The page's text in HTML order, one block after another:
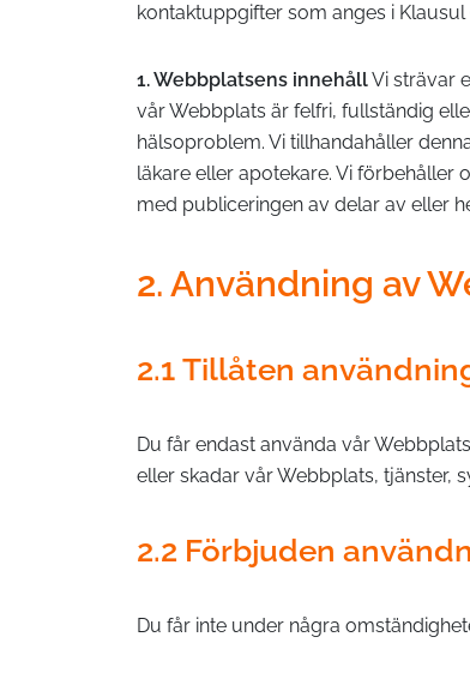
kontaktuppgifter som anges i Klausul
1. Webbplatsens innehållVi strävar
vår Webbplats är felfri, fullständig
hälsoproblem. Vi tillhandahåller
läkare eller apotekare. Vi förbehåller
med publiceringen av delar av eller
2. Användning av
2.1 Tillåten
Du får endast använda vår
eller skadar vår Webbplats, tjänster,
2.2 Förbjuden
Du får inte under några